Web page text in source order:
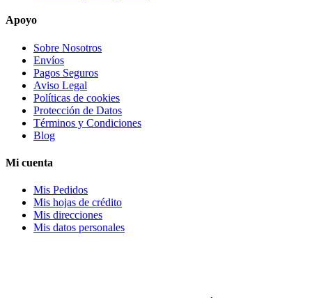
Apoyo
Sobre Nosotros
Envíos
Pagos Seguros
Aviso Legal
Políticas de cookies
Protección de Datos
Términos y Condiciones
Blog
Mi cuenta
Mis Pedidos
Mis hojas de crédito
Mis direcciones
Mis datos personales